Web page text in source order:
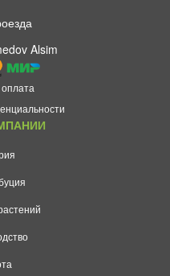
Alsim